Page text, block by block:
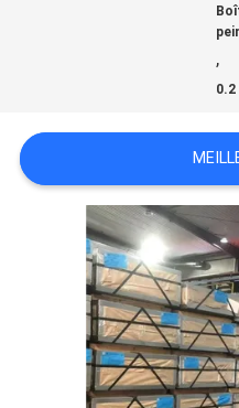
DEMANDEZ
UNE
CITATION
,